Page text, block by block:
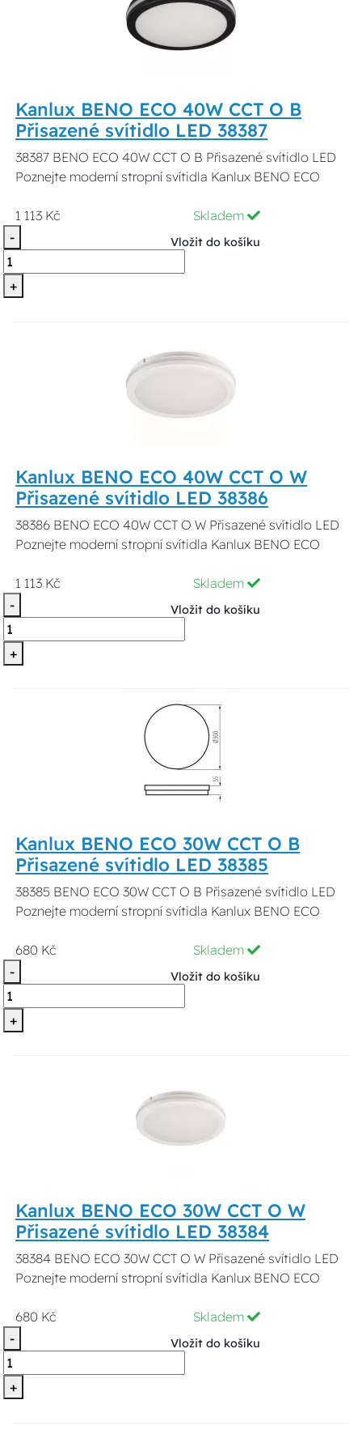
Kanlux BENO ECO 40W CCT O B
Přisazené svítidlo LED 38387
38387 BENO ECO 40W CCT O B Přisazené svítidlo LED
Poznejte moderní stropní svítidla Kanlux BENO ECO
1 113 Kč
Skladem
-
+
Vložit do košíku
Kanlux BENO ECO 40W CCT O W
Přisazené svítidlo LED 38386
38386 BENO ECO 40W CCT O W Přisazené svítidlo LED
Poznejte moderní stropní svítidla Kanlux BENO ECO
1 113 Kč
Skladem
-
+
Vložit do košíku
Kanlux BENO ECO 30W CCT O B
Přisazené svítidlo LED 38385
38385 BENO ECO 30W CCT O B Přisazené svítidlo LED
Poznejte moderní stropní svítidla Kanlux BENO ECO
680 Kč
Skladem
-
+
Vložit do košíku
Kanlux BENO ECO 30W CCT O W
Přisazené svítidlo LED 38384
38384 BENO ECO 30W CCT O W Přisazené svítidlo LED
Poznejte moderní stropní svítidla Kanlux BENO ECO
680 Kč
Skladem
-
+
Vložit do košíku